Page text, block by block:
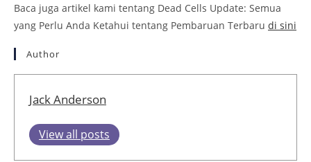
Baca juga artikel kami tentang Dead Cells Update: Semua
yang Perlu Anda Ketahui tentang Pembaruan Terbaru di sini
Author
Jack Anderson
View all posts